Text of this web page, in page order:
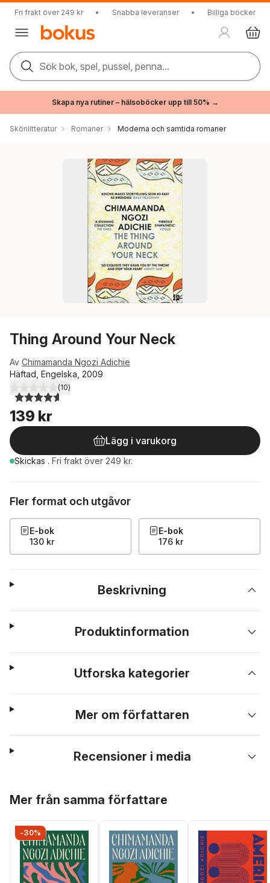
Fri frakt över 249 kr • Snabba leveranser • Billiga böcker
Sök bok, spel, pussel, penna...
Skapa nya rutiner – hälsoböcker upp till 50% →
Skönlitteratur Romaner Moderna och samtida romaner
Thing Around Your Neck
Av Chimamanda Ngozi Adichie
Häftad, Engelska, 2009
4,6utav 5 stjärnor. Totalt antal röster:
(10)
139 kr
Lägg i varukorg
Skickas . Fri frakt över 249 kr.
Fler format och utgåvor
E-bok
130 kr
E-bok
176 kr
Beskrivning
Produktinformation
Utforska kategorier
Mer om författaren
Recensioner i media
Mer från samma författare
-30%